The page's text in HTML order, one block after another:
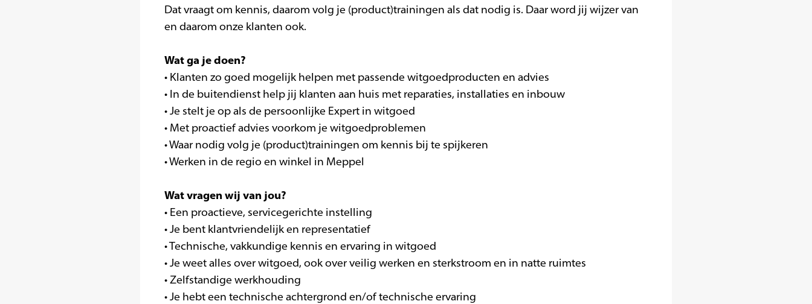
Dat vraagt om kennis, daarom volg je (product)trainingen als dat nodig is. Daar word jij wijzer van
en daarom onze klanten ook.
Wat ga je doen?
• Klanten zo goed mogelijk helpen met passende witgoedproducten en advies
• In de buitendienst help jij klanten aan huis met reparaties, installaties en inbouw
• Je stelt je op als de persoonlijke Expert in witgoed
• Met proactief advies voorkom je witgoedproblemen
• Waar nodig volg je (product)trainingen om kennis bij te spijkeren
• Werken in de regio en winkel in Meppel
Wat vragen wij van jou?
• Een proactieve, servicegerichte instelling
• Je bent klantvriendelijk en representatief
• Technische, vakkundige kennis en ervaring in witgoed
• Je weet alles over witgoed, ook over veilig werken en sterkstroom en in natte ruimtes
• Zelfstandige werkhouding
• Je hebt een technische achtergrond en/of technische ervaring